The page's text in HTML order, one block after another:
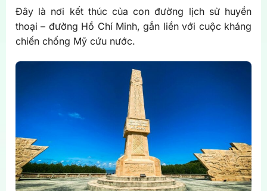
Đây là nơi kết thúc của con đường lịch sử huyền
thoại – đường Hồ Chí Minh, gắn liền với cuộc kháng
chiến chống Mỹ cứu nước.